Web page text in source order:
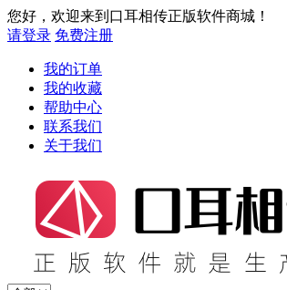
您好，欢迎来到口耳相传正版软件商城！
请登录 免费注册
我的订单
我的收藏
帮助中心
联系我们
关于我们